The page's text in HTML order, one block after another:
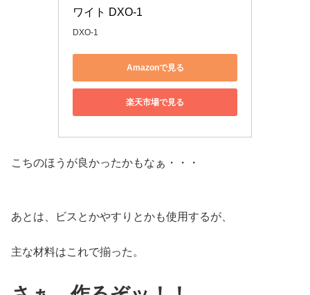
ワイト DXO-1
DXO-1
Amazonで見る
楽天市場で見る
こちのほうが良かったかもなぁ・・・
あとは、ビスとかやすりとかも使用するが、
主な材料はこれで揃った。